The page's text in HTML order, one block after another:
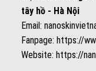
tây hồ - Hà Nội
Email:
Fanpage: https://
Website: https://